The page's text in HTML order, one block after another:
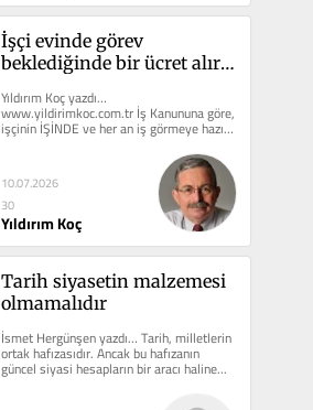
İşçi evinde görev
beklediğinde bir ücret alır
Yıldırım Koç yazdı…
www.yildirimkoc.com.tr İş Kanununa göre,
işçinin İŞİNDE ve her an iş görmeye hazır
bir...
10.07.2026
30
Yıldırım Koç
Tarih siyasetin malzemesi
olmamalıdır
İsmet Hergünşen yazdı… Tarih, milletlerin
ortak hafızasıdır. Ancak bu hafızanın
güncel siyasi hesapların bir aracı haline...